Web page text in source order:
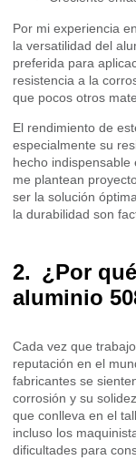
Por mi experiencia
la versatilidad del
preferida para
resistencia a la
que pocos otros
El rendimiento de
especialmente su
hecho
me plantean
ser la solución
la durabilidad son
¿Por
aluminio
Cada vez que
reputación en el
fabricantes se
corrosión y su
que conlleva en el
incluso los
dificultades para